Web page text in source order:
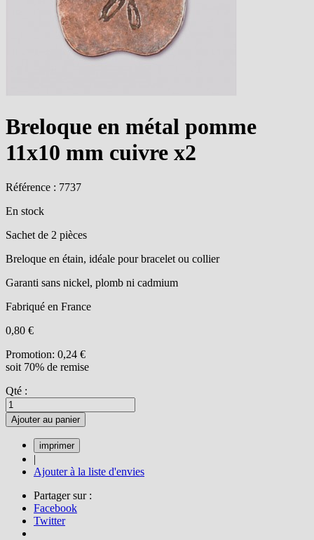
Breloque en métal pomme
11x10 mm cuivre x2
Référence : 7737
En stock
Sachet de 2 pièces
Breloque en étain, idéale pour bracelet ou collier
Garanti sans nickel, plomb ni cadmium
Fabriqué en France
0,80 €
Promotion: 0,24 €
soit 70% de remise
Qté :
Ajouter au panier
|
Ajouter à la liste d'envies
Partager sur :
Facebook
Twitter